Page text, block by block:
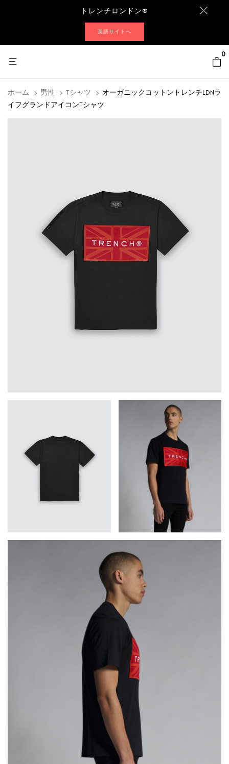
トレンチロンドン®
英語サイトへ
0
ホーム 男性 Tシャツ
オーガニックコットントレンチLDNラ
イフグランドアイコンTシャツ